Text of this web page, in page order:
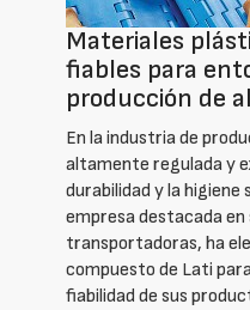
Materiales
fiables para
producción de
En la industria de
altamente regulada y
durabilidad y la higiene
empresa destacada
transportadoras, ha
compuesto de Lati
fiabilidad de sus